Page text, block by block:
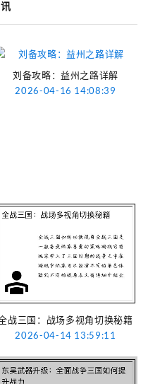
刘备攻略：益州之路详解
2026-04-16 14:08:39
战三国：战场多视角切换秘籍
2026-04-14 13:59:11